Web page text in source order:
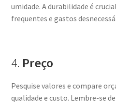
umidade. A durabilidade é
frequentes e gastos
4. Preço
Pesquise valores e compare
qualidade e custo. Lembre-se